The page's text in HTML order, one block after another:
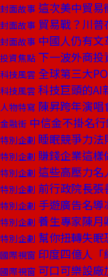
封面故事 這次美中貿
封面故事 貿易戰？川
封面故事 中國人仍有
投資焦點 下一波外商
科技風雲 全球第三大
科技風雲 科技巨頭的AI
人物特寫 陳昇跨年演
金融街 中信金不掛名
特別企劃 睡眠競爭力法
特別企劃 賺錢企業這樣
特別企劃 這些高壓力
特別企劃 前行政院長
特別企劃 手遊廣告名
特別企劃 養生專家陳月
特別企劃 幫你扭轉失
國際視窗 印度四億人
國際視窗 可口可樂設